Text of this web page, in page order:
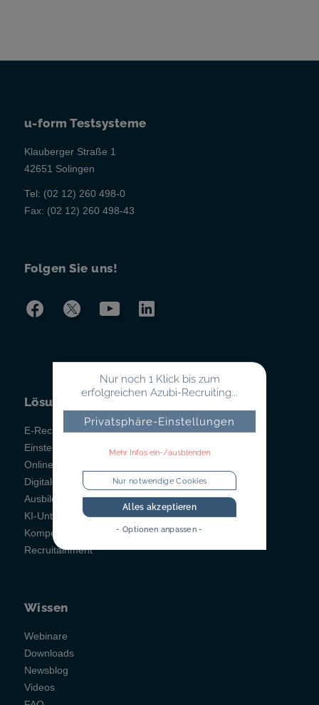
u-form Testsysteme
Klauberger Straße 1
42651 Solingen
Tel: (02 12) 260 498-0
Fax: (02 12) 260 498-43
Folgen Sie uns!
Lösungen
E-Recruiting
Einstellungstests
Online-Testsystem
Digitales Berichtsheft
Ausbildungsmanagement
KI-Unterstützung
Kompetenzfeststellung
Recruitainment
Wissen
Webinare
Downloads
Newsblog
Videos
Nur noch 1 Klick bis zum
erfolgreichen Azubi-Recruiting...
Privatsphäre-Einstellungen
Mehr Infos ein-/ausblenden
Nur notwendige Cookies
Alles akzeptieren
- Optionen anpassen -